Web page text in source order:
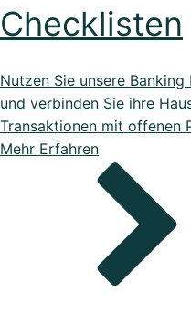
Checklisten
Nutzen Sie unsere Banking
und verbinden Sie ihre
Transaktionen mit offenen
Mehr Erfahren